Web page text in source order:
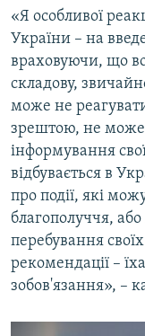
«Я особливої
України – на
враховуючи, що
складову,
може не
зрештою, не може
інформування
відбувається в
про події, які
благополуччя,
перебування
рекомендації –
зобов'язання», –